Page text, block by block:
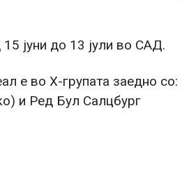
јуни до 13 јули во САД.
е во Х-групата заедно со:
и Ред Бул Салцбург